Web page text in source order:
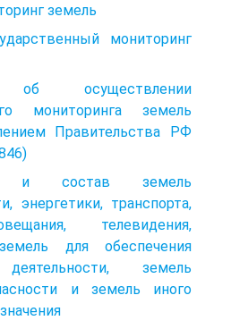
земель
мониторинг
осуществлении
мониторинга земель
Правительства РФ
и состав земель
энергетики, транспорта,
телевидения,
для обеспечения
земель
и земель иного